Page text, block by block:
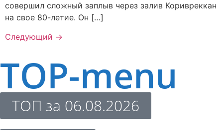
совершил сложный заплыв через залив Коривреккан
на свое 80-летие. Он […]
Следующий →
TOP-menu
ТОП за 06.08.2026